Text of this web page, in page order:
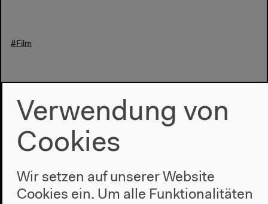
#Film
Digital Violence
Socializing Evidence
Verwendung von
Cookies
Wir setzen auf unserer Website
Cookies ein. Um alle Funktionalitäten